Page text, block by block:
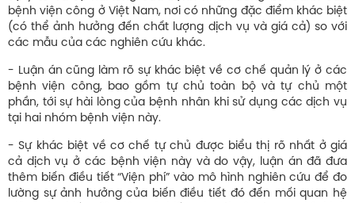
bệnh viện công ở Việt Nam, nơi có những đặc điểm khác biệt
(có thể ảnh hưởng đến chất lượng dịch vụ và giá cả) so với
các mẫu của các nghiên cứu khác.
- Luận án cũng làm rõ sự khác biệt về cơ chế quản lý ở các
bệnh viện công, bao gồm tự chủ toàn bộ và tự chủ một
phần, tới sự hài lòng của bệnh nhân khi sử dụng các dịch vụ
tại hai nhóm bệnh viện này.
- Sự khác biệt về cơ chế tự chủ được biểu thị rõ nhất ở giá
cả dịch vụ ở các bệnh viện này và do vậy, luận án đã đưa
thêm biến điều tiết “Viện phí” vào mô hình nghiên cứu để đo
lường sự ảnh hưởng của biến điều tiết đó đến mối quan hệ